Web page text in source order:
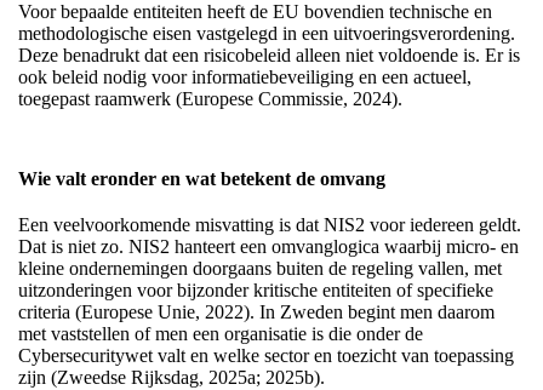
Voor bepaalde entiteiten heeft de EU bovendien technische en
methodologische eisen vastgelegd in een uitvoeringsverordening.
Deze benadrukt dat een risicobeleid alleen niet voldoende is. Er is
ook beleid nodig voor informatiebeveiliging en een actueel,
toegepast raamwerk (Europese Commissie, 2024).
Wie valt eronder en wat betekent de omvang
Een veelvoorkomende misvatting is dat NIS2 voor iedereen geldt.
Dat is niet zo. NIS2 hanteert een omvanglogica waarbij micro- en
kleine ondernemingen doorgaans buiten de regeling vallen, met
uitzonderingen voor bijzonder kritische entiteiten of specifieke
criteria (Europese Unie, 2022). In Zweden begint men daarom
met vaststellen of men een organisatie is die onder de
Cybersecuritywet valt en welke sector en toezicht van toepassing
zijn (Zweedse Rijksdag, 2025a; 2025b).